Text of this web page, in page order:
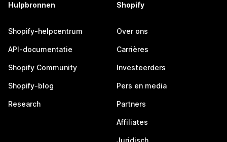
Hulpbronnen
Shopify-helpcentrum
API-documentatie
Shopify Community
Shopify-blog
Research
Shopify
Over ons
Carrières
Investeerders
Pers en media
Partners
Affiliates
Juridisch